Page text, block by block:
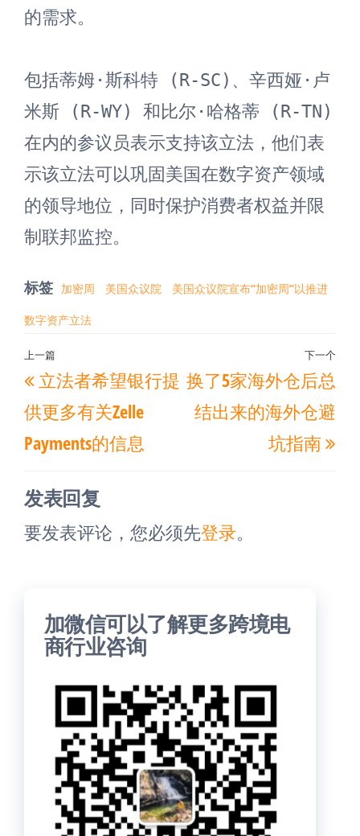
的需求。
包括蒂姆·斯科特 (R-SC)、辛西娅·卢
米斯 (R-WY) 和比尔·哈格蒂 (R-TN)
在内的参议员表示支持该立法，他们表
示该立法可以巩固美国在数字资产领域
的领导地位，同时保护消费者权益并限
制联邦监控。
标签 加密周 美国众议院 美国众议院宣布“加密周”以推进
数字资产立法
文
章
导
航
上
一
篇
文
章
上一篇
立法者希望银行提
供更多有关Zelle
Payments的信息
下
一
下一个
换了5家海外仓后总
结出来的海外仓避
坑指南
发表回复
要发表评论，您必须先登录。
加微信可以了解更多跨境电
商行业咨询